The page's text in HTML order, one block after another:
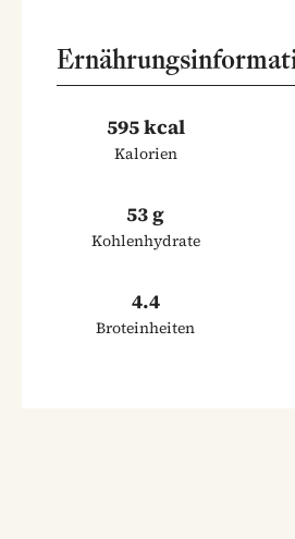
595 kcal
Kalorien
53 g
Kohlenhydrate
4.4
Broteinheiten